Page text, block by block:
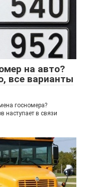
на авто?
все варианты
госномера?
наступает в связи